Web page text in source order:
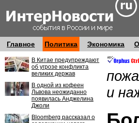
Главное Политика Экономика
В Китае предупреждают
об угрозе конфликта
великих держав
В одной из кофеен
Львова неожиданно
появилась Анджелина
Джоли
Bloomberg рассказал о
и